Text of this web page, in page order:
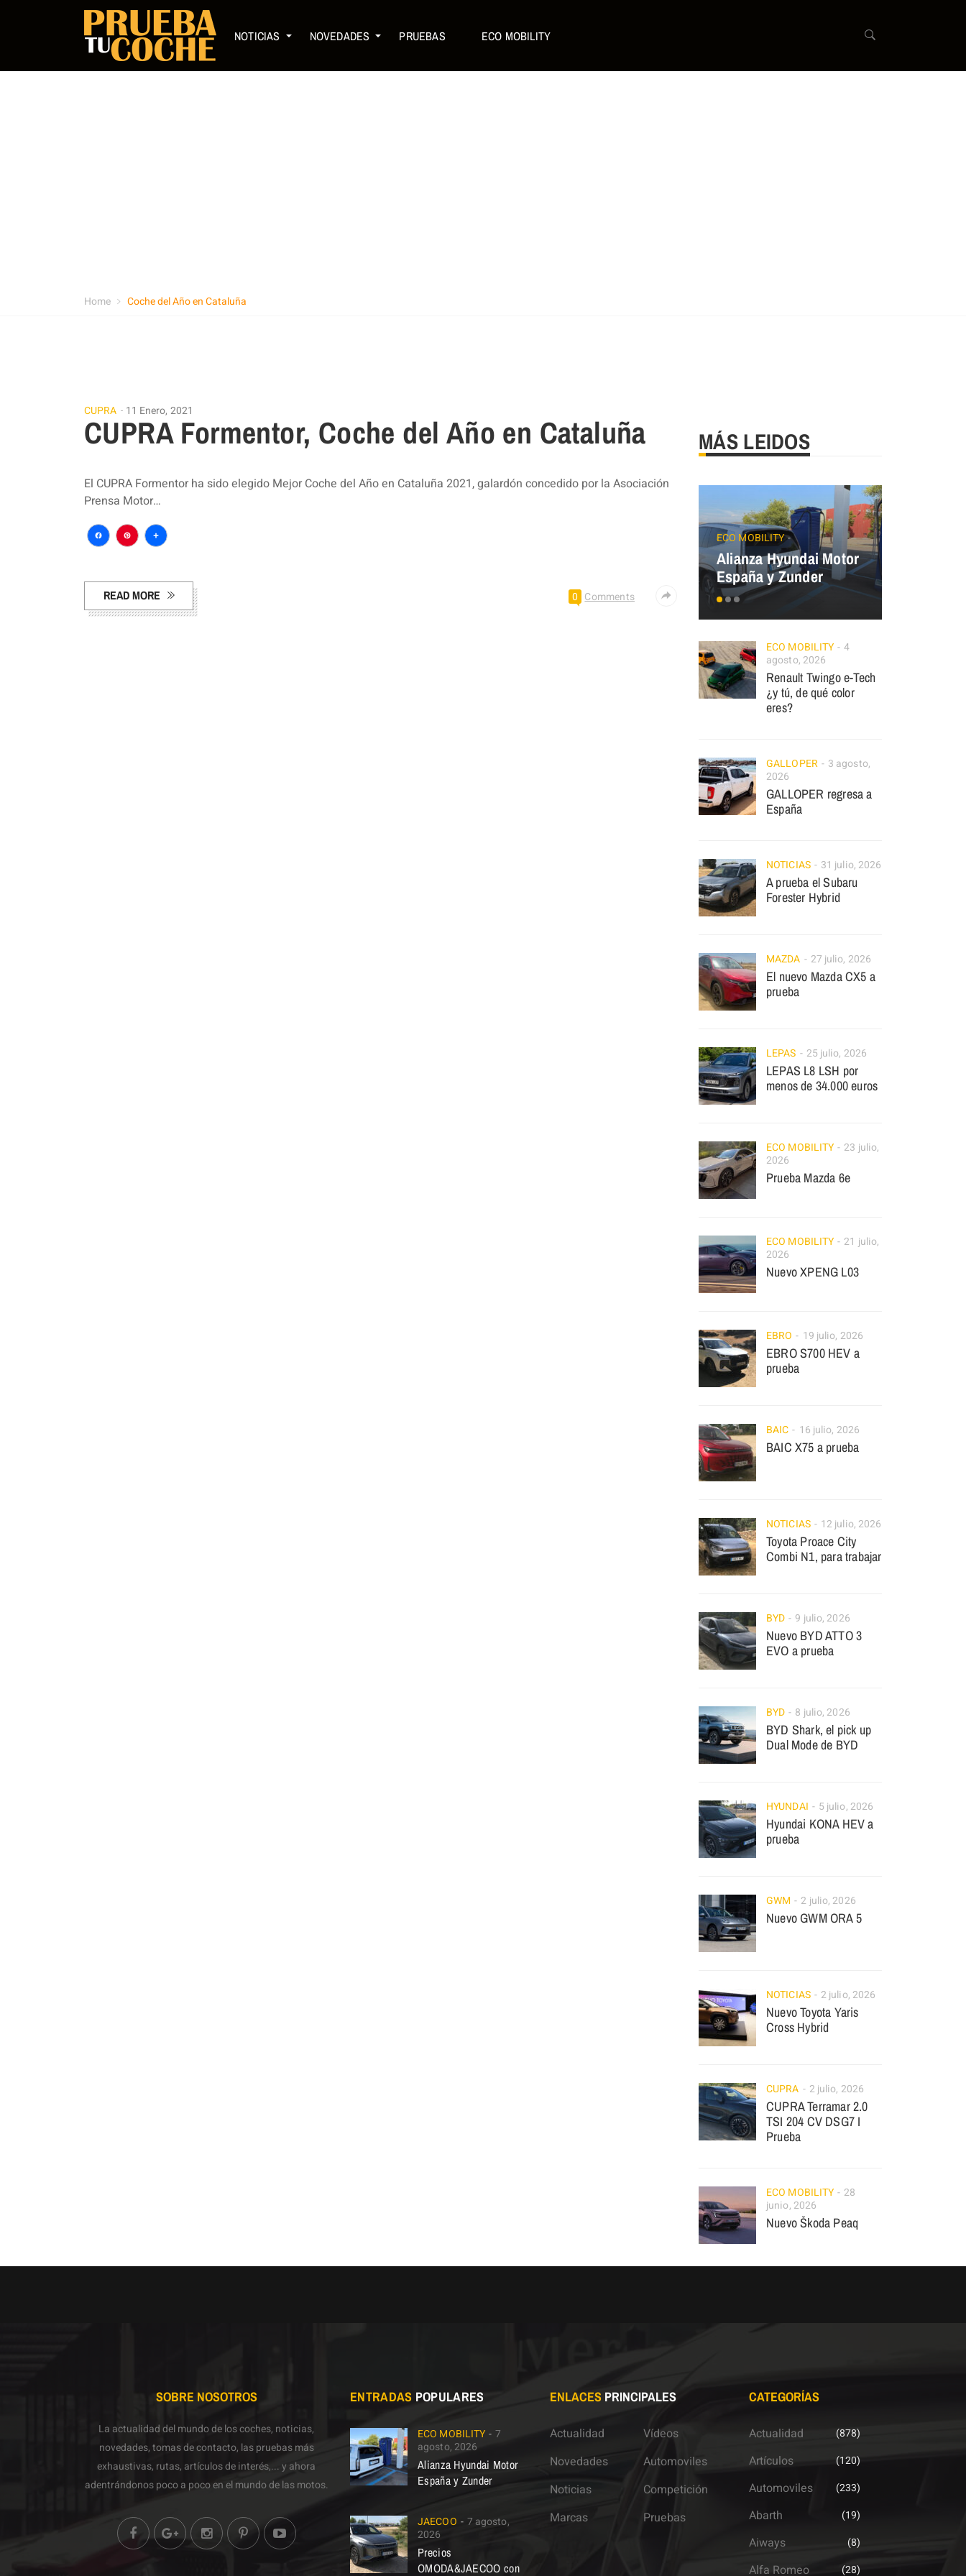
NOTICIAS NOVEDADES PRUEBAS ECO MOBILITY
Home Coche del Año en Cataluña
CUPRA 11 Enero, 2021
CUPRA Formentor, Coche del Año en Cataluña
El CUPRA Formentor ha sido elegido Mejor Coche del Año en Cataluña 2021, galardón concedido por la Asociación
Prensa Motor…
Facebook
Pinterest
Compartir
READ MORE 0 Comments
MÁS LEIDOS
ECO MOBILITY
Alianza Hyundai Motor
España y Zunder
ECO MOBILITY
4
agosto, 2026
Renault Twingo e-Tech
¿y tú, de qué color
eres?
GALLOPER
3 agosto,
2026
GALLOPER regresa a
España
NOTICIAS 31 julio, 2026
A prueba el Subaru
Forester Hybrid
MAZDA 27 julio, 2026
El nuevo Mazda CX5 a
prueba
LEPAS 25 julio, 2026
LEPAS L8 LSH por
menos de 34.000 euros
ECO MOBILITY
23 julio,
2026
Prueba Mazda 6e
ECO MOBILITY
21 julio,
2026
Nuevo XPENG L03
EBRO 19 julio, 2026
EBRO S700 HEV a
prueba
BAIC 16 julio, 2026
BAIC X75 a prueba
NOTICIAS 12 julio, 2026
Toyota Proace City
Combi N1, para trabajar
BYD 9 julio, 2026
Nuevo BYD ATTO 3
EVO a prueba
BYD 8 julio, 2026
BYD Shark, el pick up
Dual Mode de BYD
HYUNDAI 5 julio, 2026
Hyundai KONA HEV a
prueba
GWM 2 julio, 2026
Nuevo GWM ORA 5
NOTICIAS 2 julio, 2026
Nuevo Toyota Yaris
Cross Hybrid
CUPRA 2 julio, 2026
CUPRA Terramar 2.0
TSI 204 CV DSG7 I
Prueba
ECO MOBILITY
28
junio, 2026
Nuevo Škoda Peaq
SOBRE NOSOTROS
La actualidad del mundo de los coches, noticias,
novedades, tomas de contacto, las pruebas más
exhaustivas, rutas, artículos de interés,... y ahora
adentrándonos poco a poco en el mundo de las motos.
ENTRADAS POPULARES
ECO MOBILITY
7
agosto, 2026
Alianza Hyundai Motor
España y Zunder
JAECOO
7 agosto,
2026
Precios
OMODA&JAECOO con
ENLACESPRINCIPALES
Actualidad
Novedades
Noticias
Marcas
Vídeos
Automoviles
Competición
Pruebas
CATEGORÍAS
Actualidad (878)
Artículos (120)
Automoviles (233)
Abarth (19)
Aiways (8)
Alfa Romeo (28)